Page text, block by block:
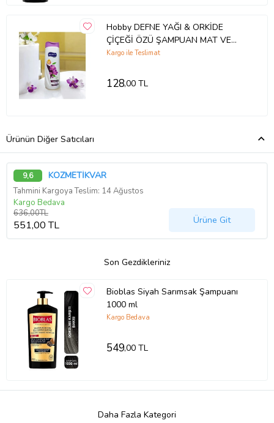
Hobby DEFNE YAĞI & ORKİDE
ÇİÇEĞİ ÖZÜ ŞAMPUAN MAT VE
CANSIZ SAÇALR İÇİN
Kargo ile Teslimat
128,00 TL
Ürünün Diğer Satıcıları
9,6 KOZMETİKVAR
Tahmini Kargoya Teslim: 14 Ağustos
Kargo Bedava
636,00TL
551,00 TL Ürüne Git
Son Gezdikleriniz
Bioblas Siyah Sarımsak Şampuanı
1000 ml
Kargo Bedava
549,00 TL
Daha Fazla Kategori